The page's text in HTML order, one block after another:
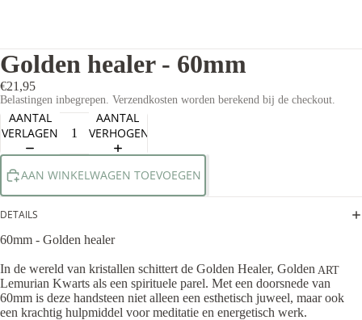
ART
Golden healer - 60mm
€21,95
Belastingen inbegrepen. Verzendkosten worden berekend bij de checkout.
AANTAL
VERLAGEN
AANTAL
VERHOGEN
AAN WINKELWAGEN TOEVOEGEN
DETAILS
60mm - Golden healer
In de wereld van kristallen schittert de Golden Healer, Golden
Lemurian Kwarts als een spirituele parel. Met een doorsnede van
60mm is deze handsteen niet alleen een esthetisch juweel, maar ook
een krachtig hulpmiddel voor meditatie en energetisch werk.